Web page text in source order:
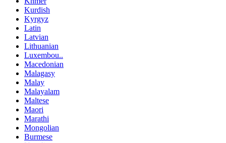
Kurdish
Kyrgyz
Latin
Latvian
Lithuanian
Luxembou..
Macedonian
Malagasy
Malay
Malayalam
Maltese
Maori
Marathi
Mongolian
Burmese